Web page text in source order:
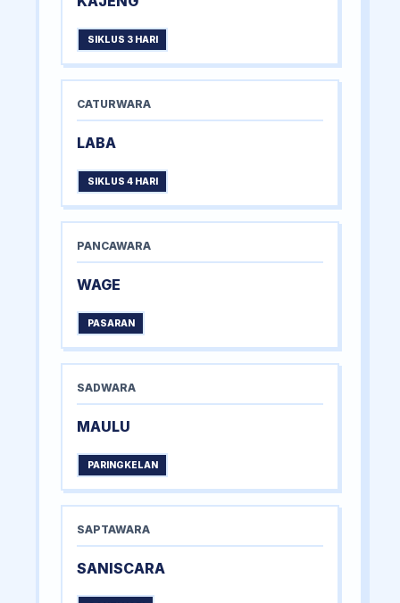
SIKLUS 3 HARI
CATURWARA
LABA
SIKLUS 4 HARI
PANCAWARA
WAGE
PASARAN
SADWARA
MAULU
PARINGKELAN
SAPTAWARA
SANISCARA